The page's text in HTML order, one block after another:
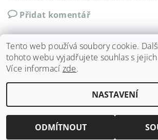
Přidat komentář
Shoptet.cz
2026 ©Run4fun, všechna práva vyhrazenaUpravit
Tento web používá soubory cookie.
tohoto webu vyjadřujete souhlas s
Více informací zde.
NASTAVENÍ
ODMÍTNOUT